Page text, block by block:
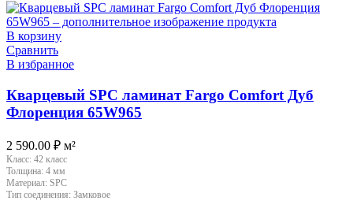
В корзину
Сравнить
В избранное
Кварцевый SPC ламинат Fargo Comfort Дуб
Флоренция 65W965
2 590.00 ₽ м²
Класс: 42 класс
Толщина: 4 мм
Материал: SPC
Тип соединения: Замковое